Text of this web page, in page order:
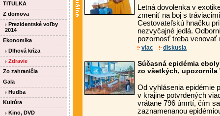
TITULKA
Z domova
Prezidentské voľby
2014
Ekonomika
Dlhová kríza
Zdravie
Zo zahraničia
Gala
Hudba
Kultúra
Kino, DVD
Letná dovolenka v
zmeniť na boj s
Cestovateľskú hnačku
nezvyčajné jedlá.
pozornosť treba venovať
viac diskusia
Súčasná epidémia
zo všetkých, upozornila
Od vyhlásenia epidémie
v krajine potvrdených
vrátane 796 úmrtí, čím
zaznamenanou